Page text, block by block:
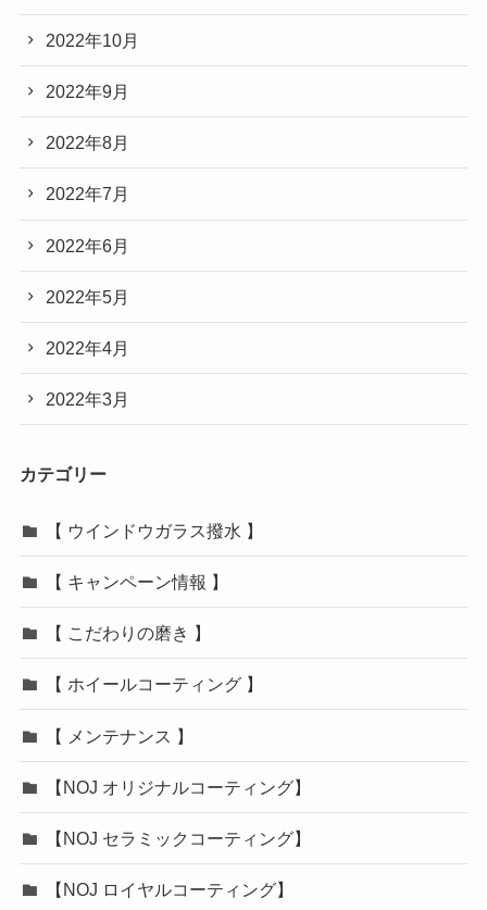
2022年10月
2022年9月
2022年8月
2022年7月
2022年6月
2022年5月
2022年4月
2022年3月
カテゴリー
【 ウインドウガラス撥水 】
【 キャンペーン情報 】
【 こだわりの磨き 】
【 ホイールコーティング 】
【 メンテナンス 】
【NOJ オリジナルコーティング】
【NOJ セラミックコーティング】
【NOJ ロイヤルコーティング】